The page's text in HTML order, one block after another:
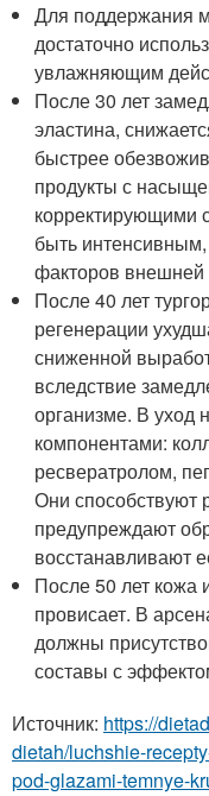
Для поддержания
достаточно
увлажняющим
После 30 лет
эластина,
быстрее
продукты с
корректирующими
быть
факторов внешней
После 40 лет
регенерации
сниженной
вследствие
организме. В уход
компонентами:
ресвератролом,
Они способствуют
предупреждают
восстанавливают
После 50 лет кожа
провисает. В
должны
составы с
Источник: https://
dietah/luchshie-
pod-glazami-temnye-